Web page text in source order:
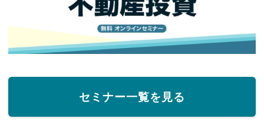
セミナー一覧を見る